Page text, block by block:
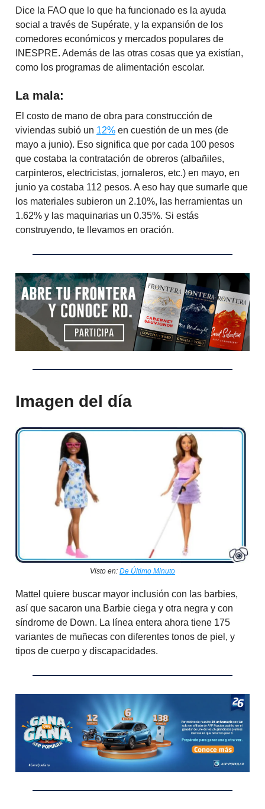
Dice la FAO que lo que ha funcionado es la ayuda
social a través de Supérate, y la expansión de los
comedores económicos y mercados populares de
INESPRE. Además de las otras cosas que ya existían,
como los programas de alimentación escolar.
La mala:
El costo de mano de obra para construcción de
viviendas subió un 12% en cuestión de un mes (de
mayo a junio). Eso significa que por cada 100 pesos
que costaba la contratación de obreros (albañiles,
carpinteros, electricistas, jornaleros, etc.) en mayo, en
junio ya costaba 112 pesos. A eso hay que sumarle que
los materiales subieron un 2.10%, las herramientas un
1.62% y las maquinarias un 0.35%. Si estás
construyendo, te llevamos en oración.
Imagen del día
Visto en: De Último Minuto
Mattel quiere buscar mayor inclusión con las barbies,
así que sacaron una Barbie ciega y otra negra y con
síndrome de Down. La línea entera ahora tiene 175
variantes de muñecas con diferentes tonos de piel, y
tipos de cuerpo y discapacidades.